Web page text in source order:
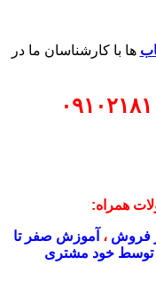
ها با کارشناسان ما در
همراه:
فروش ، آموزش صفر تا
توسط خود مشتری